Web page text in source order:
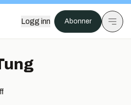
Logg inn Abonner